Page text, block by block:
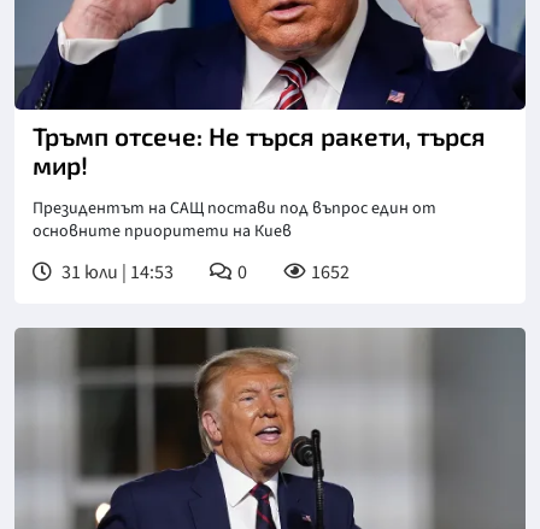
Тръмп отсече: Не търся ракети, търся
мир!
Президентът на САЩ постави под въпрос един от
основните приоритети на Киев
31 юли | 14:53 0 1652